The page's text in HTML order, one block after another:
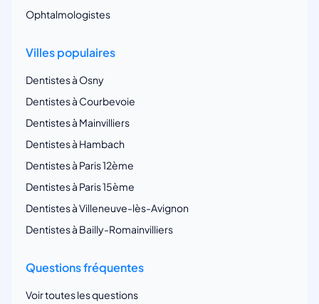
Ophtalmologistes
Villes populaires
Dentistes à Osny
Dentistes à Courbevoie
Dentistes à Mainvilliers
Dentistes à Hambach
Dentistes à Paris 12ème
Dentistes à Paris 15ème
Dentistes à Villeneuve-lès-Avignon
Dentistes à Bailly-Romainvilliers
Questions fréquentes
Voir toutes les questions